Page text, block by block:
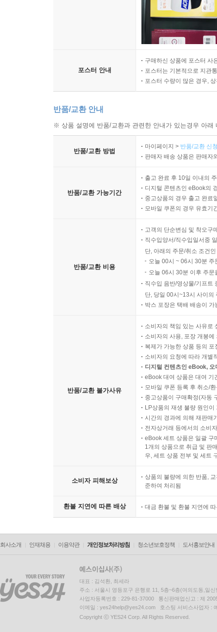
포스터 안내
구매하신 상품에 포스터 사
포스터는 기본적으로 지관
포스터 수량이 많은 경우,
반품/교환 안내
※ 상품 설명에 반품/교환과 관련한 안내가 있는경우 아
반품/교환 방법
마이페이지 > 반품/교환 신
판매자 배송 상품은 판매자
반품/교환 가능기간
출고 완료 후 10일 이내의
디지털 콘텐츠인 eBook의
중고상품의 경우 출고 완료
모바일 쿠폰의 경우 유효기
반품/교환 비용
고객의 단순변심 및 착오구
직수입양서/직수입일서중
단, 아래의 주문/취소 조건
오늘 00시 ~ 06시 30분
오늘 06시 30분 이후 주
직수입 음반/영상물/기프트
단, 당일 00시~13시 사이의
박스 포장은 택배 배송이
반품/교환 불가사유
소비자의 책임 있는 사유로
소비자의 사용, 포장 개봉
복제가 가능한 상품 등의
소비자의 요청에 따라 개별
디지털 컨텐츠인 eBook,
eBook 대여 상품은 대여 기
모바일 쿠폰 등록 후 취소/
중고상품이 구매확정(자동
LP상품의 재생 불량 원인
시간의 경과에 의해 재판매
전자상거래 등에서의 소비
eBook 세트 상품은 일괄 구
1개의 상품으로 취급 및 판
우, 세트 상품 전부 및 세트
소비자 피해보상
상품의 불량에 의한 반품,
준하여 처리됨
환불 지연에 따른 배상 대금 환불 및 환불 지연에
회사소개 인재채용 이용약관 개인정보처리방침 청소년보호정책 도서홍보안내
대표 : 김석환, 최세라
주소 : 서울시 영등포구 은행로 11, 5층~6층(여의도동,일신
사업자등록번호 : 229-81-37000 통신판매업신고 : 제
이메일 : yes24help@yes24.com 호스팅 서비스사업자 :
Copyright ⓒ YES24 Corp. All Rights Reserved.